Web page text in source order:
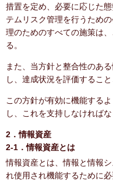
措置を定め、必要に応じた
テムリスク管理を行うため
理のためのすべての施策は
る。
また、当方針と整合性のあ
し、達成状況を評価すること
この方針が有効に機能する
し、これを支持しなければな
2．情報資産
2-1．情報資産とは
情報資産とは、情報と情報
れ使用され機能するために